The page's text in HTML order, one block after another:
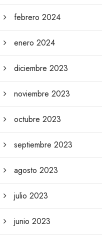
febrero 2024
enero 2024
diciembre 2023
noviembre 2023
octubre 2023
septiembre 2023
agosto 2023
julio 2023
junio 2023